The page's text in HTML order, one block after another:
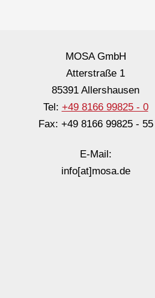
MOSA GmbH
Atterstraße 1
85391 Allershausen
Tel: +49 8166 99825 - 0
Fax: +49 8166 99825 - 55
E-Mail:
info[at]mosa.de